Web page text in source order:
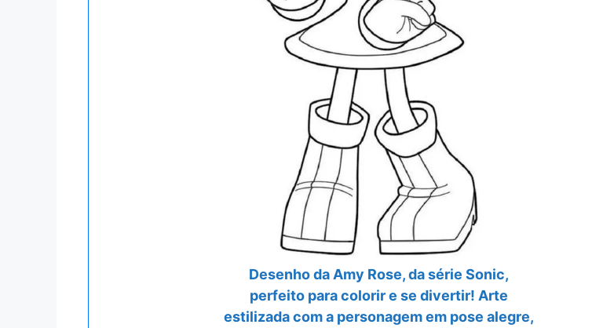
Desenho da Amy Rose, da série Sonic,
perfeito para colorir e se divertir! Arte
estilizada com a personagem em pose alegre,